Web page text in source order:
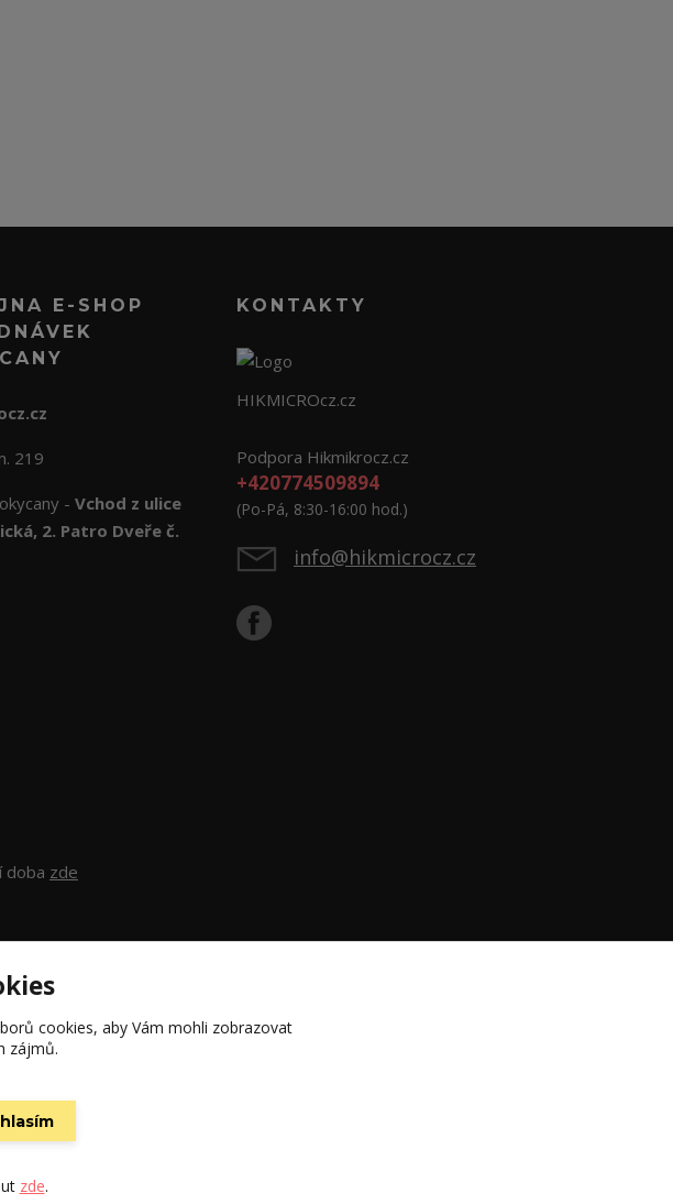
E-SHOP
219
- Vchod z ulice
2. Patro Dveře č.
doba zde
KONTAKTY
HIKMICROcz.cz
Podpora Hikmikrocz.cz
+420774509894
(Po-Pá, 8:30-16:00 hod.)
info@hikmicrocz.cz
s.r.o. 2024
cookies, aby Vám mohli zobrazovat
zájmů.
zde.